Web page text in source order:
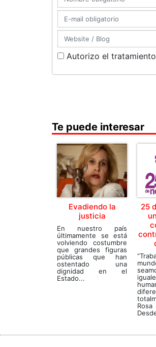
Autorizo el
Te puede interesar
Evadiendo la
justicia
En nuestro país
últimamente se está
volviendo costumbre
que grandes figuras
públicas que han
ostentado una
dignidad en el
Estado...
25